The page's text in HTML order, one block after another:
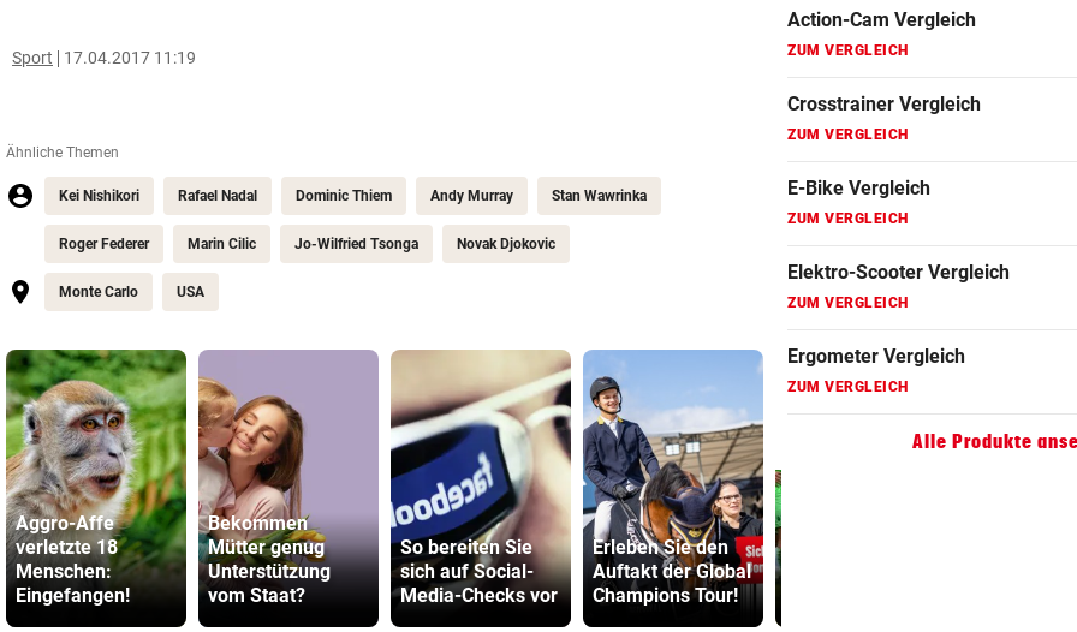
Sport 17.04.2017 11:19
Ähnliche Themen
Kei Nishikori Rafael Nadal Dominic Thiem Andy Murray Stan Wawrinka
Roger Federer Marin Cilic Jo-Wilfried Tsonga Novak Djokovic
Monte Carlo USA
Aggro-Affe
verletzte 18
Menschen:
Eingefangen!
Bekommen
Mütter genug
Unterstützung
vom Staat?
So bereiten Sie
sich auf Social-
Media-Checks vor
Erleben Sie den
Auftakt der Global
Champions Tour!
Fahrrad Test
Fahrradanhänger Vergleich
Faszienrolle Vergleich
Hoverboard Vergleich
Kinderfahrrad Vergleich
Alle Produkte